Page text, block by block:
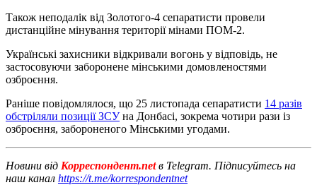
Також неподалік від Золотого-4 сепаратисти провели
дистанційне мінування території мінами ПОМ-2.
Українські захисники відкривали вогонь у відповідь, не
застосовуючи заборонене мінськими домовленостями
озброєння.
Раніше повідомлялося, що 25 листопада сепаратисти 14 разів
обстріляли позиції ЗСУна Донбасі, зокрема чотири рази із
озброєння, забороненого Мінськими угодами.
Новини від Корреспондент.netв Telegram. Підписуйтесь на
наш канал https://t.me/korrespondentnet